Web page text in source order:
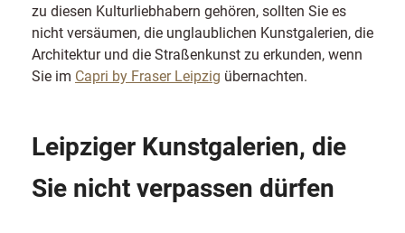
zu diesen Kulturliebhabern gehören, sollten Sie es
nicht versäumen, die unglaublichen Kunstgalerien, die
Architektur und die Straßenkunst zu erkunden, wenn
Sie im Capri by Fraser Leipzig übernachten.
Leipziger Kunstgalerien, die
Sie nicht verpassen dürfen